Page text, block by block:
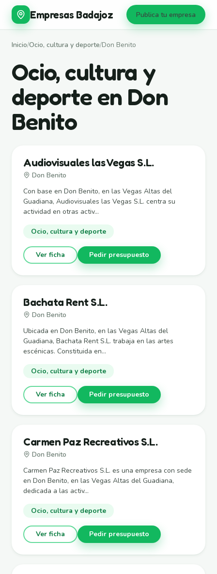
Empresas Badajoz Publica tu empresa
Inicio/Ocio, cultura y deporte/Don Benito
Ocio, cultura y
deporte en Don
Benito
Audiovisuales las Vegas S.L.
Don Benito
Con base en Don Benito, en las Vegas Altas del
Guadiana, Audiovisuales las Vegas S.L. centra su
actividad en otras activ...
Ocio, cultura y deporte
Ver ficha Pedir presupuesto
Bachata Rent S.L.
Don Benito
Ubicada en Don Benito, en las Vegas Altas del
Guadiana, Bachata Rent S.L. trabaja en las artes
escénicas. Constituida en...
Ocio, cultura y deporte
Ver ficha Pedir presupuesto
Carmen Paz Recreativos S.L.
Don Benito
Carmen Paz Recreativos S.L. es una empresa con sede
en Don Benito, en las Vegas Altas del Guadiana,
dedicada a las activ...
Ocio, cultura y deporte
Ver ficha Pedir presupuesto